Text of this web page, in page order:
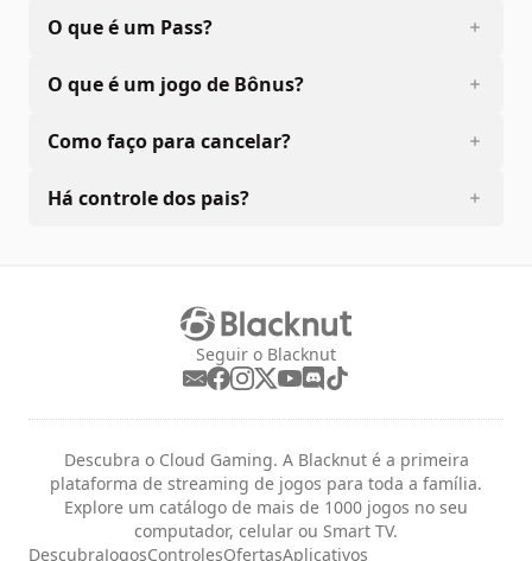
O que é um Pass?
O que é um jogo de Bônus?
Como faço para cancelar?
Há controle dos pais?
Seguir o Blacknut
Descubra o Cloud Gaming. A Blacknut é a primeira
plataforma de streaming de jogos para toda a família.
Explore um catálogo de mais de 1000 jogos no seu
computador, celular ou Smart TV.
DescubraJogosControlesOfertasAplicativos